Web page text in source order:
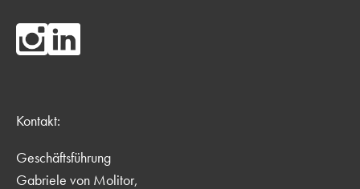
Kontakt:
Geschäftsführung
Gabriele von Molitor,